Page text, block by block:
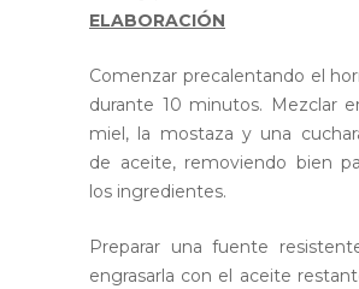
ELABORACIÓN
Comenzar precalentando el
durante 10 minutos. Mezclar
miel, la mostaza y una
de aceite, removiendo bien
los ingredientes.
Preparar una fuente
engrasarla con el aceite